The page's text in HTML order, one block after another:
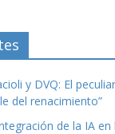
y DVQ: El
del renacimiento”
de la IA en